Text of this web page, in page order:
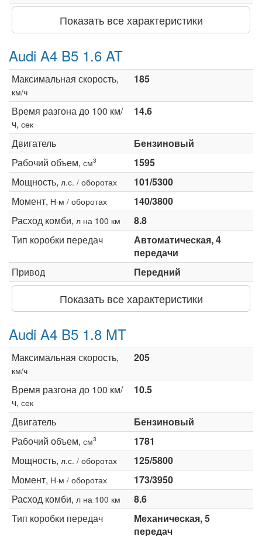
Показать все характеристики
Audi A4 B5 1.6 AT
Максимальная скорость,
км/ч
185
Время разгона до 100 км/
ч, сек
14.6
Двигатель
Бензиновый
Рабочий объем, см3
1595
Мощность, л.с. / оборотах
101/5300
Момент, Н·м / оборотах
140/3800
Расход комби, л на 100 км
8.8
Тип коробки передач
Автоматическая, 4
передачи
Привод
Передний
Показать все характеристики
Audi A4 B5 1.8 MT
Максимальная скорость,
км/ч
205
Время разгона до 100 км/
ч, сек
10.5
Двигатель
Бензиновый
Рабочий объем, см3
1781
Мощность, л.с. / оборотах
125/5800
Момент, Н·м / оборотах
173/3950
Расход комби, л на 100 км
8.6
Тип коробки передач
Механическая, 5
передач